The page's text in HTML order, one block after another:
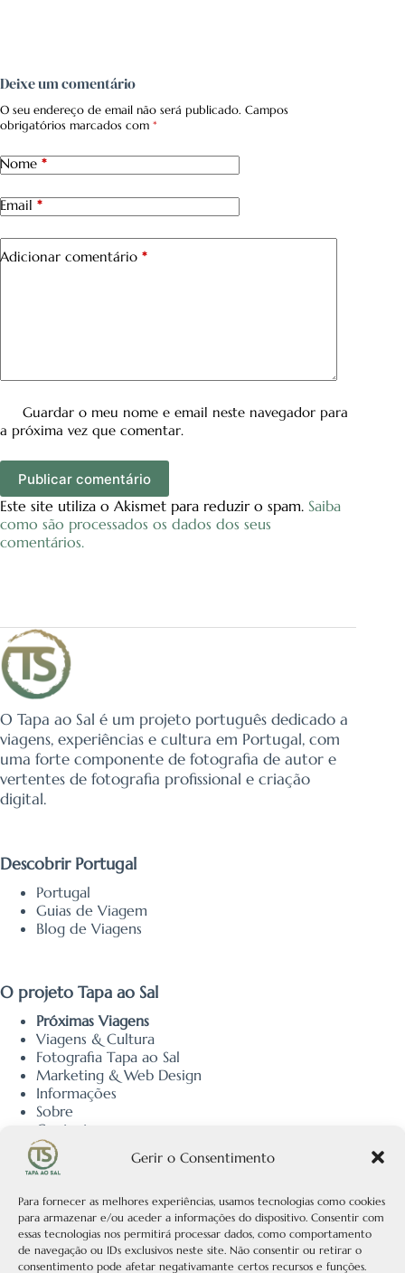
Gerir o Consentimento
Para fornecer as melhores experiências, usamos tecnologias como cookies
para armazenar e/ou aceder a informações do dispositivo. Consentir com
essas tecnologias nos permitirá processar dados, como comportamento
de navegação ou IDs exclusivos neste site. Não consentir ou retirar o
consentimento pode afetar negativamante certos recursos e funções.
Deixe um comentário
O seu endereço de email não será publicado. Campos
obrigatórios marcados com *
Nome *
Email *
Adicionar comentário *
Guardar o meu nome e email neste navegador para
a próxima vez que comentar.
Publicar comentário
Este site utiliza o Akismet para reduzir o spam. Saiba
como são processados os dados dos seus
comentários.
O Tapa ao Sal é um projeto português dedicado a
viagens, experiências e cultura em Portugal, com
uma forte componente de fotografia de autor e
vertentes de fotografia profissional e criação
digital.
Descobrir Portugal
Portugal
Guias de Viagem
Blog de Viagens
O projeto Tapa ao Sal
Próximas Viagens
Viagens & Cultura
Fotografia Tapa ao Sal
Marketing & Web Design
Informações
Sobre
Contacto
Política de Privacidade
Política de Cookies
Receber a Newsletter